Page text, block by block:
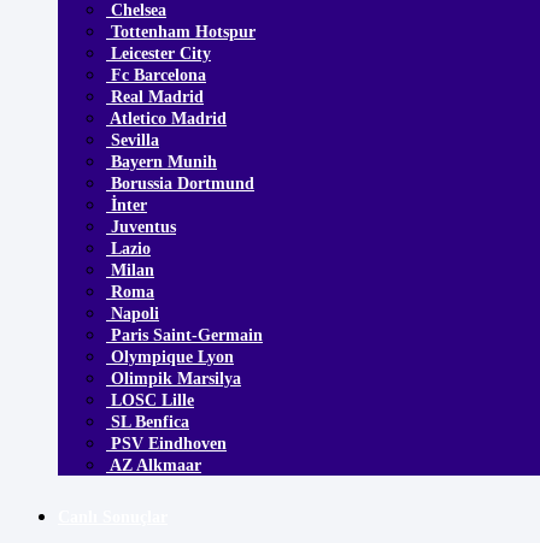
Chelsea
Tottenham Hotspur
Leicester City
Fc Barcelona
Real Madrid
Atletico Madrid
Sevilla
Bayern Munih
Borussia Dortmund
İnter
Juventus
Lazio
Milan
Roma
Napoli
Paris Saint-Germain
Olympique Lyon
Olimpik Marsilya
LOSC Lille
SL Benfica
PSV Eindhoven
AZ Alkmaar